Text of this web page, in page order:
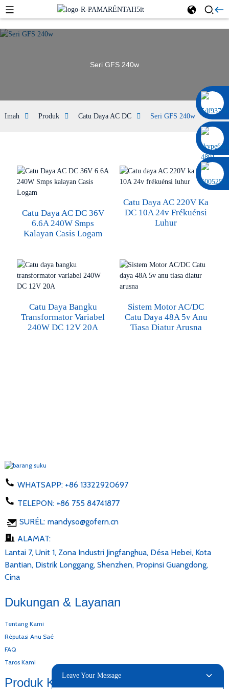
0086 13322920697
Seri GFS 240w
Imah Produk Catu Daya AC DC Seri GFS 240w
Catu Daya AC DC 36V
6.6A 240W Smps
Kalayan Casis Logam
Catu Daya AC 220V Ka
DC 10A 24v Frékuénsi
Luhur
Catu Daya Bangku
Transformator Variabel
240W DC 12V 20A
Sistem Motor AC/DC
Catu Daya 48A 5v Anu
Tiasa Diatur Arusna
WHATSAPP: +86 13322920697
TELEPON: +86 755 84741877
SURÉL: mandyso@gofern.cn
ALAMAT:
Lantai 7, Unit 1, Zona Industri Jingfanghua, Désa Hebei, Kota
Bantian, Distrik Longgang, Shenzhen, Propinsi Guangdong,
Cina
Dukungan & Layanan
Tentang Kami
Réputasi Anu Saé
FAQ
Taros Kami
Produk Kami
Leave Your Message